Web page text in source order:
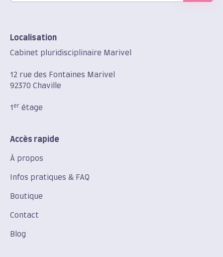
Localisation
Cabinet pluridisciplinaire Marivel
12 rue des Fontaines Marivel
92370 Chaville
1 er étage
Accès rapide
À propos
Infos pratiques & FAQ
Boutique
Contact
Blog